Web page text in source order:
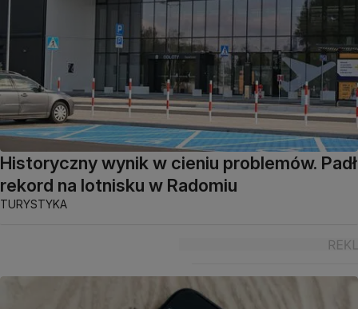
Historyczny wynik w cieniu problemów. Padł
rekord na lotnisku w Radomiu
TURYSTYKA